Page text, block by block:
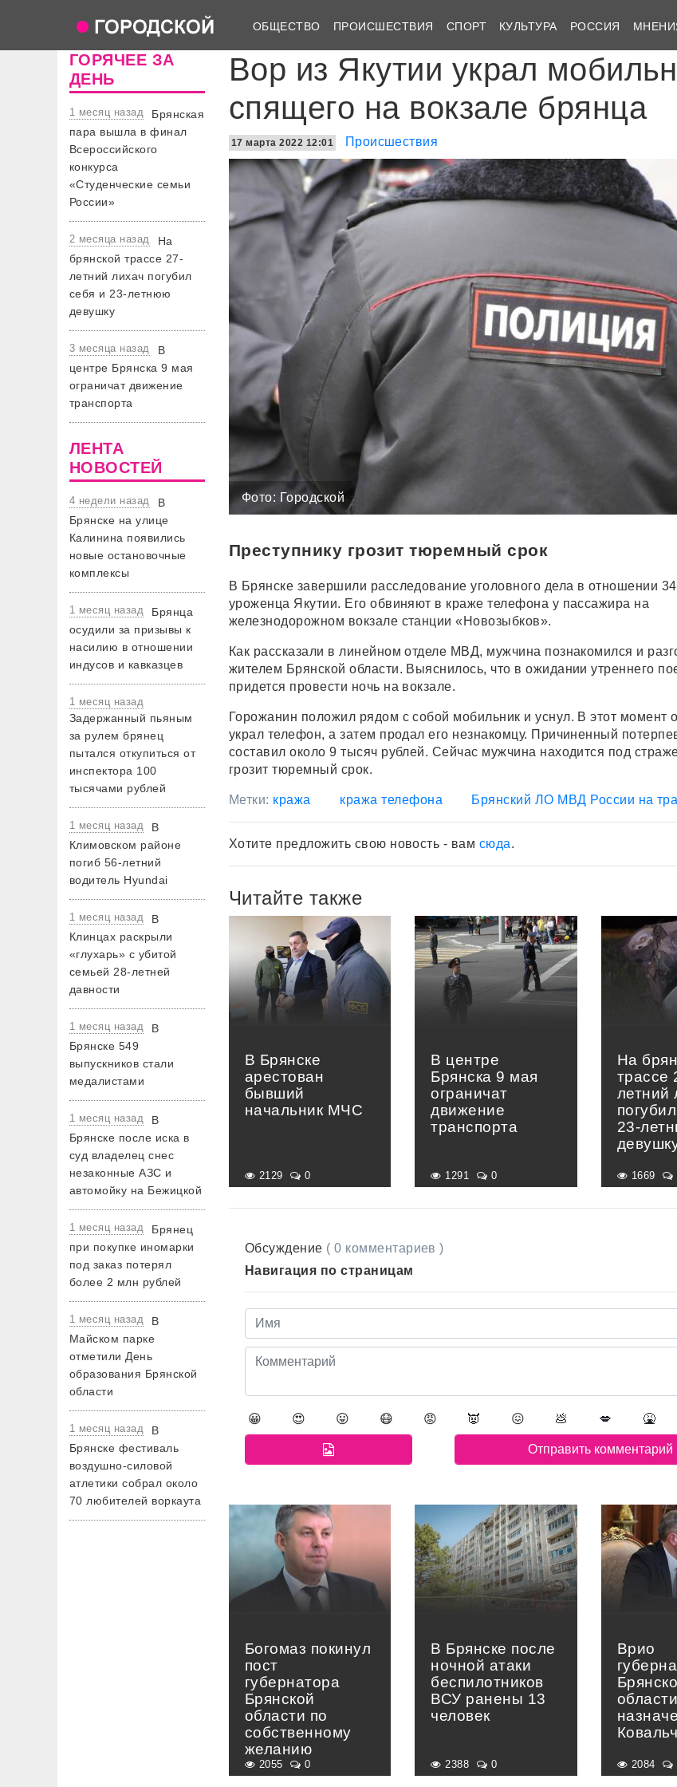
ОБЩЕСТВО ПРОИСШЕСТВИЯ СПОРТ КУЛЬТУРА РОССИЯ
ГОРЯЧЕЕ ЗА
ДЕНЬ
1 месяц назад
Брянская
пара вышла в финал
Всероссийского
конкурса
«Студенческие семьи
России»
2 месяца назад
На
брянской трассе 27-
летний лихач погубил
себя и 23-летнюю
девушку
3 месяца назад
В
центре Брянска 9 мая
ограничат движение
транспорта
ЛЕНТА
НОВОСТЕЙ
4 недели назад
В
Брянске на улице
Калинина появились
новые остановочные
комплексы
1 месяц назад
Брянца
осудили за призывы к
насилию в отношении
индусов и кавказцев
1 месяц назад
Задержанный пьяным
за рулем брянец
пытался откупиться от
инспектора 100
тысячами рублей
1 месяц назад
В
Климовском районе
погиб 56-летний
водитель Hyundai
1 месяц назад
В
Клинцах раскрыли
«глухарь» с убитой
семьей 28-летней
давности
1 месяц назад
В
Брянске 549
выпускников стали
медалистами
1 месяц назад
В
Брянске после иска в
суд владелец снес
незаконные АЗС и
автомойку на Бежицкой
1 месяц назад
Брянец
при покупке иномарки
под заказ потерял
более 2 млн рублей
1 месяц назад
В
Майском парке
отметили День
образования Брянской
области
1 месяц назад
В
Брянске фестиваль
воздушно-силовой
атлетики собрал около
70 любителей воркаута
Вор из Якутии украл
спящего на вокзале брянца
17 марта 2022 12:01 Происшествия
Фото: Городской
Преступнику грозит тюремный срок
В Брянске завершили расследование уголовного дела в отношении
уроженца Якутии. Его обвиняют в краже телефона у пассажира на
железнодорожном вокзале станции «Новозыбков».
Как рассказали в линейном отделе МВД, мужчина познакомился и
жителем Брянской области. Выяснилось, что в ожидании утреннего
придется провести ночь на вокзале.
Горожанин положил рядом с собой мобильник и уснул. В этот момент
украл телефон, а затем продал его незнакомцу. Причиненный
составил около 9 тысяч рублей. Сейчас мужчина находится под
грозит тюремный срок.
Метки: кража кража телефона Брянский ЛО МВД России на
Хотите предложить свою новость - вам сюда.
Читайте также
В Брянске
арестован
бывший
начальник МЧС
2129 0
В центре
Брянска 9 мая
ограничат
движение
транспорта
1291 0
На
трассе
летний
23-
1669
Обсуждение ( 0 комментариев )
Навигация по страницам
😀 😍 😛 😷 😡 👿 😖 💩 💋 🤮
Богомаз покинул
пост
губернатора
Брянской
области по
собственному
желанию
2055 0
В Брянске после
ночной атаки
беспилотников
ВСУ ранены 13
человек
2388 0
Врио
области
2084